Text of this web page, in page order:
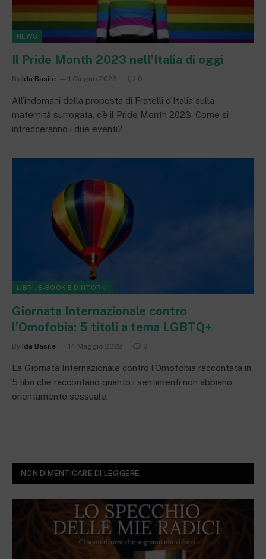
NEWS
Il Pride Month 2023 nell’Italia di oggi
By Ida Basile 1 Giugno 2023 0
All’indomani della proposta di Fratelli d’Italia sulla
maternità surrogata, c’è il Pride Month 2023. Come si
intrecceranno i due eventi?
LIBRI, E-BOOK E DINTORNI
Giornata Internazionale contro
l’Omofobia: 5 titoli a tema LGBTQ+
By Ida Basile 14 Maggio 2022 0
La Giornata Internazionale contro l’Omofobia raccontata in
5 libri che raccontano quanto i sentimenti non abbiano
orientamento sessuale.
NON DIMENTICARE DI LEGGERE: